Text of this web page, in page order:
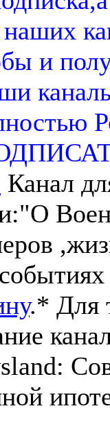
и
Канал
.* Для